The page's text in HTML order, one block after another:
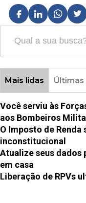
Mais lidas
Você serviu às
aos Bombeiros
O Imposto de
inconstitucional
Atualize seus dados
em casa
Liberação de RPVs